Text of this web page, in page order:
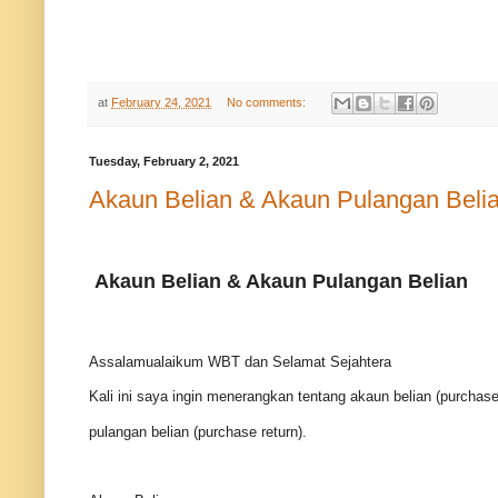
at February 24, 2021 No comments:
Tuesday, February 2, 2021
Akaun Belian & Akaun Pulangan
Akaun Belian & Akaun Pulangan Belian
Assalamualaikum WBT dan Selamat Sejahtera
Kali ini saya ingin menerangkan tentang akaun belian
pulangan belian (purchase return).